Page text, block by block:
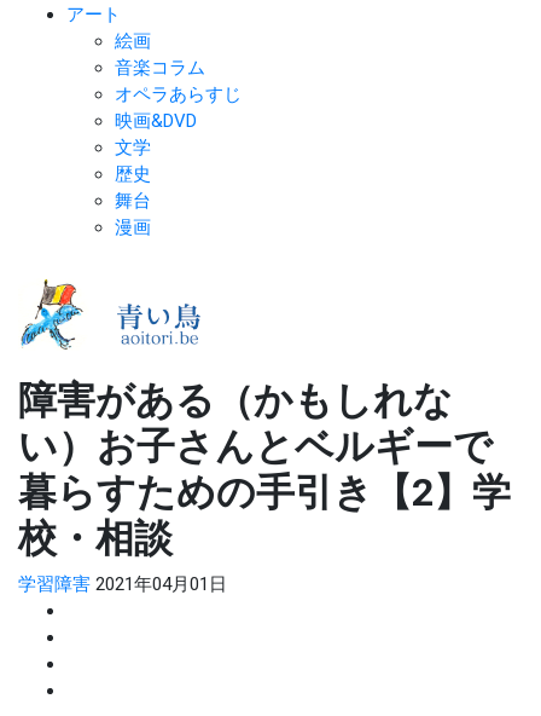
アート
絵画
音楽コラム
オペラあらすじ
映画&DVD
文学
歴史
舞台
漫画
障害がある（かもしれな
い）お子さんとベルギーで
暮らすための手引き【2】学
校・相談
学習障害 2021年04月01日